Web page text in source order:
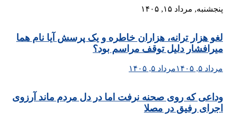
Skip
پنجشنبه, مرداد ۱۵, ۱۴۰۵
لغو هزار ترانه، هزاران خاطره و یک پرسش آیا نام هما
میرافشار دلیل توقف مراسم بود؟
مرداد ۵, ۱۴۰۵ مرداد ۵, ۱۴۰۵
وداعی که روی صحنه نرفت اما در دل مردم ماند آرزوی
اجرای رفیق در مصلا